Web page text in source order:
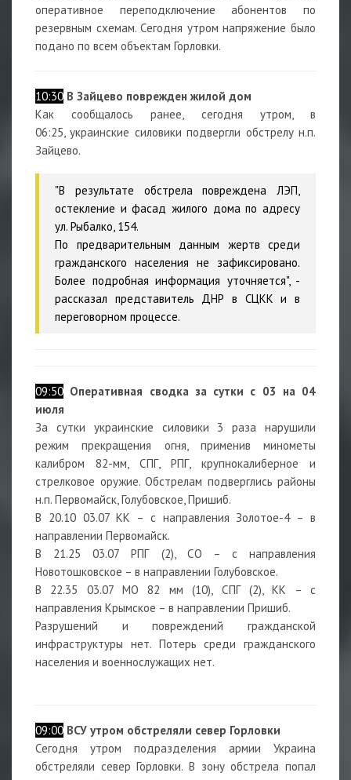
оперативное переподключение абонентов по
резервным схемам. Сегодня утром напряжение было
подано по всем объектам Горловки.
10:30 В Зайцево поврежден жилой дом
Как сообщалось ранее, сегодня утром, в
06:25, украинские силовики подвергли обстрелу н.п.
Зайцево.
"В результате обстрела повреждена ЛЭП,
остекление и фасад жилого дома по адресу
ул. Рыбалко, 154.
По предварительным данным жертв среди
гражданского населения не зафиксировано.
Более подробная информация уточняется", -
рассказал представитель ДНР в СЦКК и в
переговорном процессе.
09:50 Оперативная сводка за сутки с 03 на 04
июля
За сутки украинские силовики 3 раза нарушили
режим прекращения огня, применив минометы
калибром 82-мм, СПГ, РПГ, крупнокалиберное и
стрелковое оружие. Обстрелам подверглись районы
н.п. Первомайск, Голубовское, Пришиб.
В 20.10 03.07 КК – с направления Золотое-4 – в
направлении Первомайск.
В 21.25 03.07 РПГ (2), СО – с направления
Новотошковское – в направлении Голубовское.
В 22.35 03.07 МО 82 мм (10), СПГ (2), КК – с
направления Крымское – в направлении Пришиб.
Разрушений и повреждений гражданской
инфраструктуры нет. Потерь среди гражданского
населения и военнослужащих нет.
09:00 ВСУ утром обстреляли север Горловки
Сегодня утром подразделения армии Украина
обстреляли север Горловки. В зону обстрела попал